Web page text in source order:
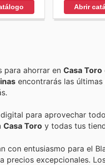
Abrir
Encuentra las mejores promociones, descuentos y oportunidades para ahorrar en Casa Toro
encontrarás las
para aprovechar
Casa Toro y todas tus
entusiasmo para el
excepcionales.